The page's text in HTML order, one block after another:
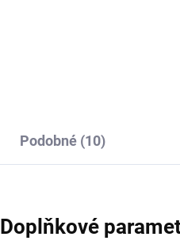
Podobné (10)
Doplňkové